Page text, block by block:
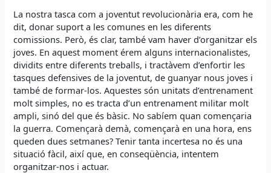
La nostra tasca com a joventut revolucionària era, com he
dit, donar suport a les comunes en les diferents
comissions. Però, és clar, també vam haver d’organitzar els
joves. En aquest moment érem alguns internacionalistes,
dividits entre diferents treballs, i tractàvem d’enfortir les
tasques defensives de la joventut, de guanyar nous joves i
també de formar-los. Aquestes són unitats d’entrenament
molt simples, no es tracta d’un entrenament militar molt
ampli, sinó del que és bàsic. No sabíem quan començaria
la guerra. Començarà demà, començarà en una hora, ens
queden dues setmanes? Tenir tanta incertesa no és una
situació fàcil, així que, en conseqüència, intentem
organitzar-nos i actuar.